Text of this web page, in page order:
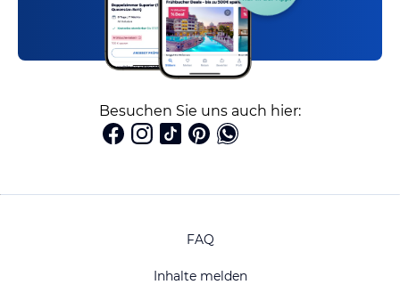
Besuchen Sie uns auch hier:
FAQ
Inhalte melden